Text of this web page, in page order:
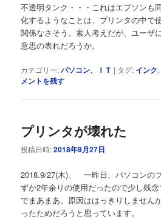
不透明タンク・・・これはエプソンも
化するようなことは、プリンタの中で
関係なさそう。素人考えだが、ユーザ
意思の表れだろうか。
カテゴリー:パソコン、ＩＴ | タグ: インク,
メントを残す
プリンタが壊れた
投稿日時:2018年9月27日
2018.9/27(木)、 一昨日、パソコンの
ずか2年余りの使用だったので少し残
でまあまあ。原因ははっきりしません
ったためだろうと思っています。